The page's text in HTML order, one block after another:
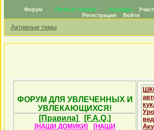
Форум Личные топики Награды
Регистрация
Войти
Активные темы
ФОРУМ ДЛЯ УВЛЕЧЕННЫХ И
УВЛЕКАЮЩИХСЯ!
[Правила]
[F.A.Q.]
[НАШИ ДОМИКИ]
[НАШИ